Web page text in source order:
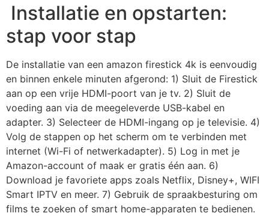
Installatie en opstarten:
stap voor stap
De installatie van een amazon firestick 4k is eenvoudig
en binnen enkele minuten afgerond: 1) Sluit de Firestick
aan op een vrije HDMI-poort van je tv. 2) Sluit de
voeding aan via de meegeleverde USB-kabel en
adapter. 3) Selecteer de HDMI-ingang op je televisie. 4)
Volg de stappen op het scherm om te verbinden met
internet (Wi-Fi of netwerkadapter). 5) Log in met je
Amazon-account of maak er gratis één aan. 6)
Download je favoriete apps zoals Netflix, Disney+, WIFI
Smart IPTV en meer. 7) Gebruik de spraakbesturing om
films te zoeken of smart home-apparaten te bedienen.